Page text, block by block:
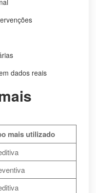
dados reais
mais utilizado